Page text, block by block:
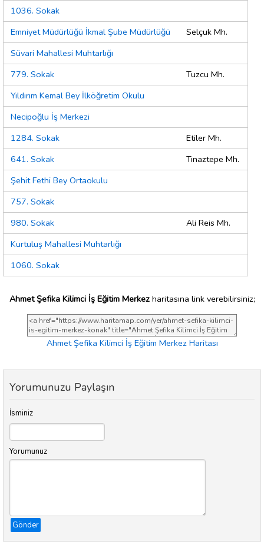
1036. Sokak
Emniyet Müdürlüğü İkmal Şube Müdürlüğü
Selçuk Mh.
Süvari Mahallesi Muhtarlığı
779. Sokak
Tuzcu Mh.
Yıldırım Kemal Bey İlköğretim Okulu
Necipoğlu İş Merkezi
1284. Sokak
Etiler Mh.
641. Sokak
Tınaztepe Mh.
Şehit Fethi Bey Ortaokulu
757. Sokak
980. Sokak
Ali Reis Mh.
Kurtuluş Mahallesi Muhtarlığı
1060. Sokak
Ahmet Şefika Kilimci İş Eğitim Merkezharitasına link verebilirsiniz;
Ahmet Şefika Kilimci İş Eğitim Merkez Haritası
Yorumunuzu Paylaşın
İsminiz
Yorumunuz
Gönder